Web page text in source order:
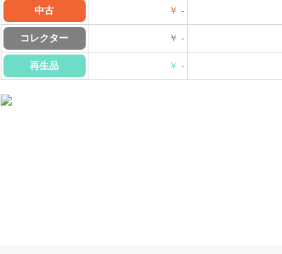
中古 ￥ -
コレクター ￥ -
再生品 ￥ -